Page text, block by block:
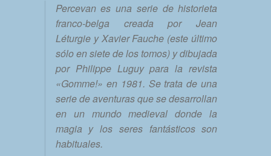
Percevan es una serie de historieta
franco-belga creada por Jean
Léturgie y Xavier Fauche (este último
sólo en siete de los tomos) y dibujada
por Philippe Luguy para la revista
«Gomme!» en 1981. Se trata de una
serie de aventuras que se desarrollan
en un mundo medieval donde la
magia y los seres fantásticos son
habituales.